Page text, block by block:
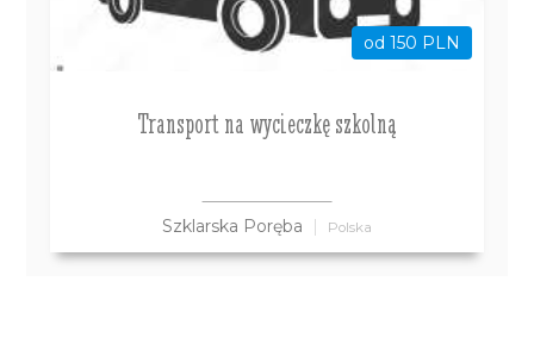
od 150 PLN
Transport na wycieczkę szkolną
Szklarska Poręba Polska